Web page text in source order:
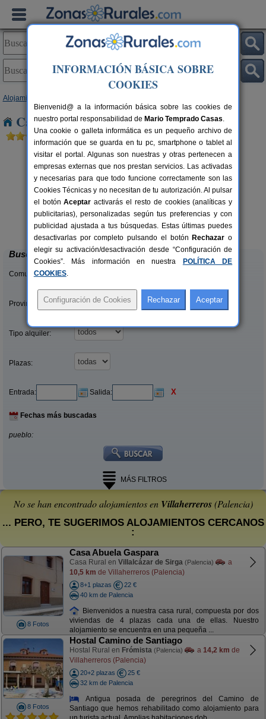
Alojamientos
Casas Rurales cerca de Villaherreros
14 pers.
desde30 €
La Casona de Támara
Támara de Campos (Palencia)
Buscar
Comunidades:
Provincias/Islas:
Tipo alquiler:
Plazas:
Entrada: Salida: X
Fechas más buscadas
pueblo:
MÁS FILTROS
No se han encontrado alojamientos en Villaherreros(Palencia)
... PERO, TE SUGERIMOS ALOJAMIENTOS CERCANOS
:
8 Fotos
Casa Abuela Gaspara
Casa Rural en Villalcázar de Sirga (Palencia)
a
10,5 km de Villaherreros (Palencia)
8+1 plazas
22 €
40 km de Palencia
Bienvenidos a nuestra casa rural, compuesta por dos
viviendas de 4 plazas cada una de ellas. Nuestro
alojamiento se encuentra en una pequeña ...
8 Fotos
Hostal Camino de Santiago
Hostal Rural en Frómista (Palencia) a 14,2 km de
Villaherreros (Palencia)
20+2 plazas
25 €
32 km de Palencia
Antigua posada de peregrinos del Camino de
Santiago que hemos rehabilitado como alojamiento para
INFORMACIÓN BÁSICA SOBRE
COOKIES
Bienvenid@ a la información básica sobre las cookies de
nuestro portal responsabilidad de Mario Temprado Casas.
Una cookie o galleta informática es un pequeño archivo de
información que se guarda en tu pc, smartphone o tablet al
visitar el portal. Algunas son nuestras y otras pertenecen a
empresas externas que nos prestan servicios. Las activadas
y necesarias para que todo funcione correctamente son las
Cookies Técnicas y no necesitan de tu autorización. Al pulsar
el botónAceptar activarás el resto de cookies (analíticas y
publicitarias), personalizadas según tus preferencias y con
publicidad ajustada a tus búsquedas. Estas últimas puedes
desactivarlas por completo pulsando el botón Rechazar o
elegir su activación/desactivación desde “Configuración de
Cookies”. Más información en nuestra
POLÍTICA DE
COOKIES.